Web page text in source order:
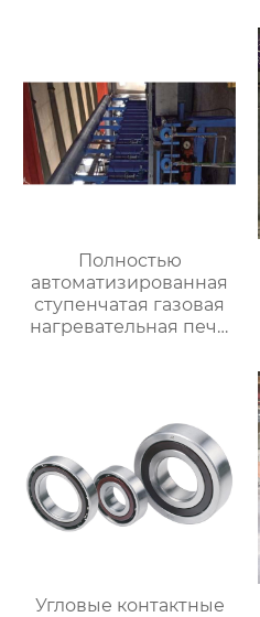
Полностью
автоматизированная
ступенчатая газовая
нагревательная печь,
для ковки
Угловые контактные